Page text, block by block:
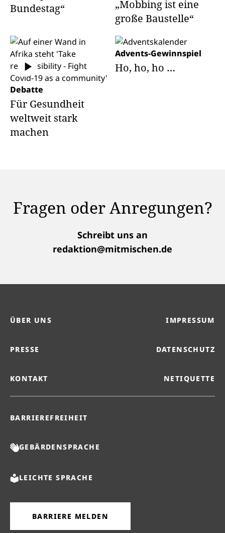
Bundestag“
„Mobbing ist eine
große Baustelle“
Debatte
Für Gesundheit
weltweit stark
machen
Advents-Gewinnspiel
Ho, ho, ho …
Fragen oder Anregungen?
Schreibt uns an
redaktion@mitmischen.de
ÜBER UNS IMPRESSUM
PRESSE DATENSCHUTZ
KONTAKT NETIQUETTE
BARRIEREFREIHEIT
GEBÄRDENSPRACHE
LEICHTE SPRACHE
BARRIERE MELDEN